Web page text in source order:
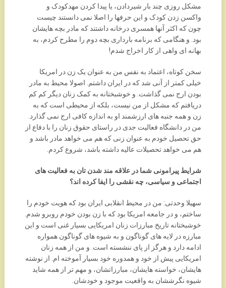
مشکل روزی چند بار شیردادن، یا پیدا کردن مهدکودک و
واکسن زدن کودک و این حرفها را اصلا نمی دانستند چیست
چون که اکثر آنها همسری درخانه داشتند که مادر بچه هایشان
بود. و هنگامی که برنامه بارداری بچه دوم را مطرح کردم، به
بهانه ای واهی از کار اخراج شدم!
سخن کوتاه، اعتماد به نفس من به عنوان یک زن در امریکا
خیلی کمتر از آنی شد که در ایران داشتم. اصولا محیط به مادر
بودن ارج نمی گذاشت. و خوشبختانه به کمک زنان دیگر کم کم
دریافتم که مشکل از من نیست، بلکه از محیطی است که به
زن و همه جنبه های ارزشمند او به اندازه کافی ارج نمی گذارد.
من در دانشگاه فعالیت جدی در راستای حقوق زنان را با دفاع از
حق تحصیل خودم به عنوان زنی که هم می خواهد مادر باشد و
هم می خواهد تحصیلات عالیه داشته باشد، شروع کردم.
شرایط پیرامونی شما در علاقه مند شدن تان به فعالیت های
اجتماعی و سیاسی، چه نقشی را ایفا کرده اند؟
سهیلا وحدتی: من در محیط انقلابی ایران بود که هویت خودم را
ساختم، و در جامعه امریکا بود که با زن بودن خودم روبرو شدم.
خوشبختانه تاریخ مبارزات زنان امریکایی بسیار غنی است و این
مبارزه در لایه های گوناگون و به شیوه های گوناگون همواره
ادامه دارد و هرگز از پای ننشسته است. و من از همه زنان
امریکایی پیش از خود و همدوره خود بسیار آموخته ام. از نوشته
هایشان، خواسته هایشان، مبارزاتشان، و مهم تر از همه شاید
شیوه نگرششان به واقعیت موجود و خودشان.